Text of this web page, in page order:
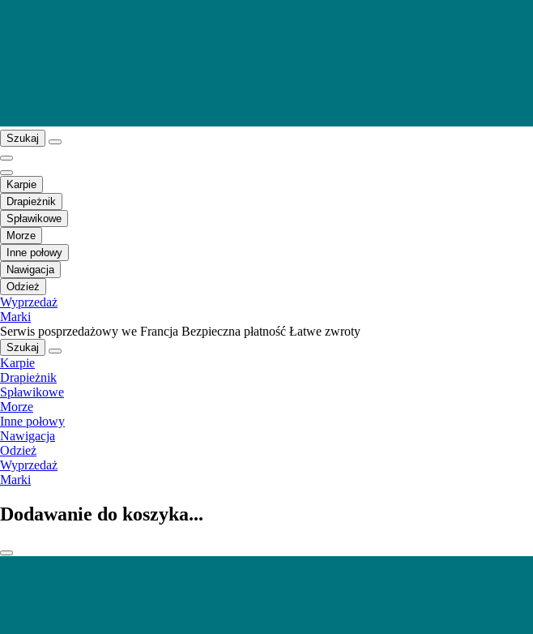
Szukaj
Karpie
Drapieżnik
Spławikowe
Morze
Inne połowy
Nawigacja
Odzież
Wyprzedaż
Marki
Serwis posprzedażowy we Francja Bezpieczna płatność Łatwe zwroty
Szukaj
Karpie
Drapieżnik
Spławikowe
Morze
Inne połowy
Nawigacja
Odzież
Wyprzedaż
Marki
Dodawanie do koszyka...